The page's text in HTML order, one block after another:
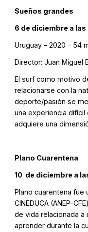
Sueños grandes
6 de diciembre a las
Uruguay – 2020 – 54
Director: Juan Miguel
El surf como motivo
relacionarse con la
deporte/pasión se
una experiencia
adquiere una
Plano Cuarentena
10 de diciembre a
Plano cuarentena
CINEDUCA (ANEP-
de vida relacionada a
aprender durante la